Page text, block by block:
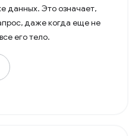
данных. Это означает,
даже когда еще не
его тело.